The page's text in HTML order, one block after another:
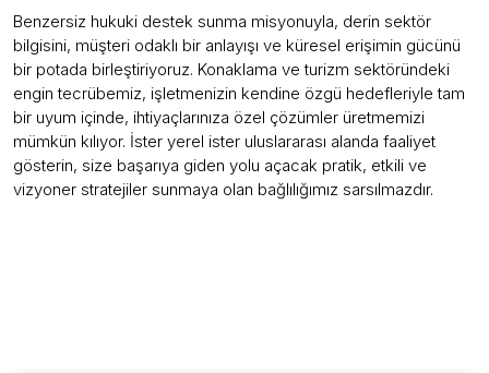
Benzersiz hukuki destek sunma misyonuyla, derin sektör
bilgisini, müşteri odaklı bir anlayışı ve küresel erişimin gücünü
bir potada birleştiriyoruz. Konaklama ve turizm sektöründeki
engin tecrübemiz, işletmenizin kendine özgü hedefleriyle tam
bir uyum içinde, ihtiyaçlarınıza özel çözümler üretmemizi
mümkün kılıyor. İster yerel ister uluslararası alanda faaliyet
gösterin, size başarıya giden yolu açacak pratik, etkili ve
vizyoner stratejiler sunmaya olan bağlılığımız sarsılmazdır.